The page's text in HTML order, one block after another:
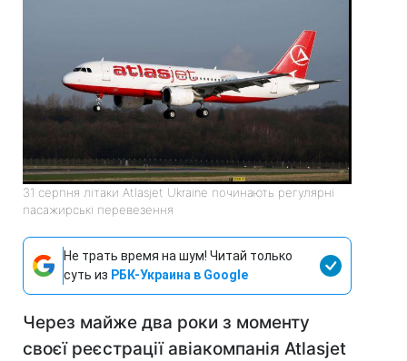
31 серпня літаки Atlasjet Ukraine починають регулярні
пасажирські перевезення
Не трать время на шум! Читай только
суть из РБК-Украина в Google
Через майже два роки з моменту
своєї реєстрації авіакомпанія Atlasjet